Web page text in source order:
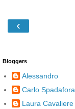
‹
Bloggers
Alessandro
Carlo Spadafora
Laura Cavaliere